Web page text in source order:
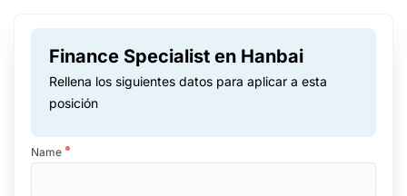
Finance Specialist en Hanbai
Rellena los siguientes datos para aplicar a esta
posición
Name